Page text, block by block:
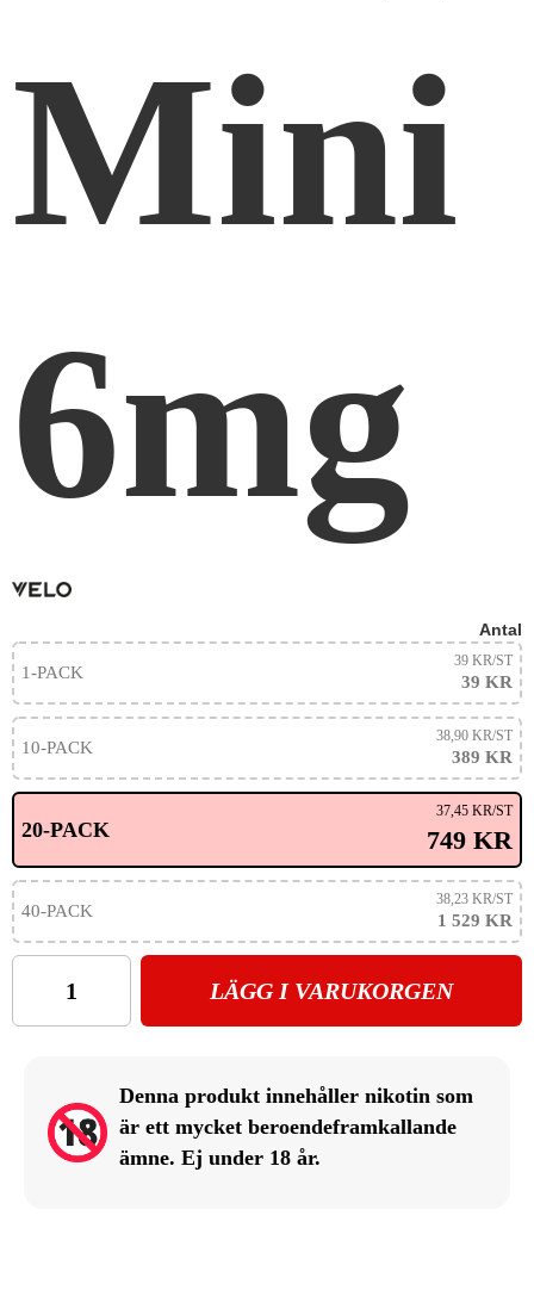
Mini
6mg
Antal
1-PACK 39 KR
39 KR/ST
10-PACK 389 KR
38,90 KR/ST
20-PACK 749 KR
37,45 KR/ST
40-PACK 1 529 KR
38,23 KR/ST
LÄGG I VARUKORGEN
Denna produkt innehåller nikotin som
är ett mycket beroendeframkallande
ämne. Ej under 18 år.